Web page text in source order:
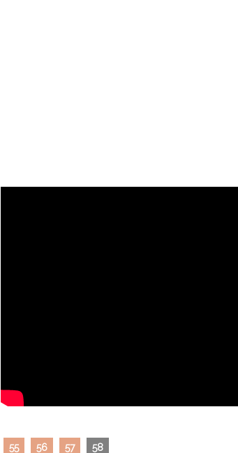
55 56 57 58